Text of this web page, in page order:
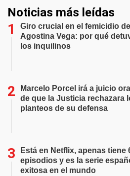
Noticias más leídas
Giro crucial en el femicidio de
Agostina Vega: por qué
los inquilinos
Marcelo Porcel irá a juicio
de que la Justicia rechazara
planteos de su defensa
Está en Netflix, apenas tiene
episodios y es la serie
exitosa en el mundo